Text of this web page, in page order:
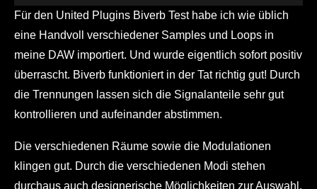
Für den United Plugins Biverb Test habe ich wie üblich
eine Handvoll verschiedener Samples und Loops in
meine DAW importiert. Und wurde eigentlich sofort positiv
überrascht. Biverb funktioniert in der Tat richtig gut! Durch
die Trennungen lassen sich die Signalanteile sehr gut
kontrollieren und aufeinander abstimmen.
Die verschiedenen Räume sowie die Modulationen
klingen gut. Durch die verschiedenen Modi stehen
durchaus auch designerische Möglichkeiten zur Auswahl,